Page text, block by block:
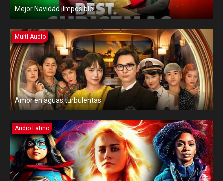
Mejor Navidad ¡Imposible!
Multi Audio
Amor en aguas turbulentas
Audio Latino